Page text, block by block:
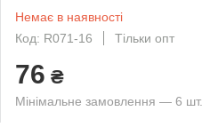
Немає в наявності
Код: R071-16
Тільки опт
76 ₴
Мінімальне замовлення — 6 шт.